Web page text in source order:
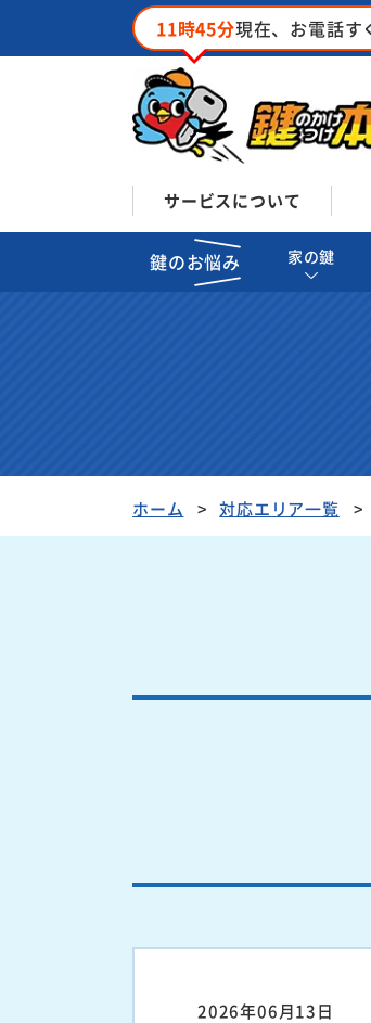
11時45分現在、お電話す
サービスについて
鍵のお悩み 家の鍵
ホーム 対応エリア一覧
2026年06月13日